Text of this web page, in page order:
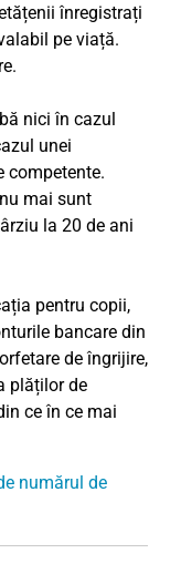
înregistrați
pe viață.
nici în cazul
unei
competente.
mai sunt
la 20 de ani
pentru copii,
bancare din
de îngrijire,
plăților de
ce în ce mai
numărul de